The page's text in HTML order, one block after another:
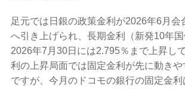
足元では日銀の政策金利が2026年6月会
へ引き上げられ、長期金利（新発10年
2026年7月30日には2.795％まで上昇し
利の上昇局面では固定金利が先に動き
ですが、今月のドコモの銀行の固定金利